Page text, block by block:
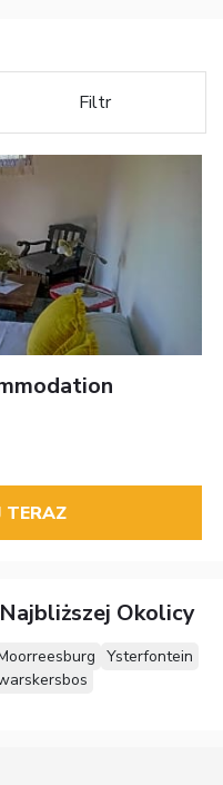
Filtr
TERAZ
Okolicy
Ysterfontein